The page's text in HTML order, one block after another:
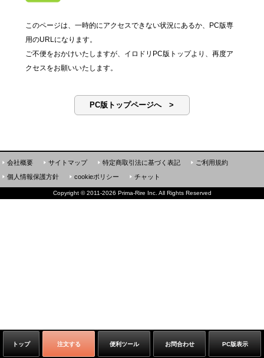
このページは、一時的にアクセスできない状況にあるか、PC版専
用のURLになります。
ご不便をおかけいたしますが、イロドリPC版トップより、再度ア
クセスをお願いいたします。
PC版トップページへ >
トップ 注文する 便利ツール お問合わせ PC版表示
会社概要 サイトマップ 特定商取引法に基づく表記
ご利用規約
個人情報保護方針
cookieポリシー チャット
Copyright ©2011-2026 Prima-Rire Inc. All Rights Reserved